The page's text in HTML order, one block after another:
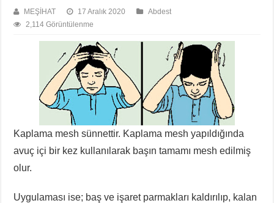
MEŞİHAT 17 Aralık 2020
Abdest
2,114 Görüntülenme
Kaplama mesh sünnettir. Kaplama mesh yapıldığında
avuç içi bir kez kullanılarak başın tamamı mesh edilmiş
olur.
Uygulaması ise; baş ve işaret parmakları kaldırılıp, kalan